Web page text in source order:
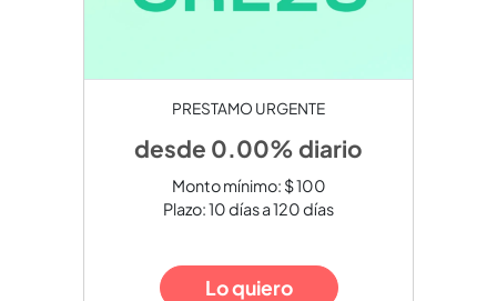
PRESTAMO URGENTE
desde 0.00% diario
Monto mínimo: $ 100
Plazo: 10 días a 120 días
Lo quiero